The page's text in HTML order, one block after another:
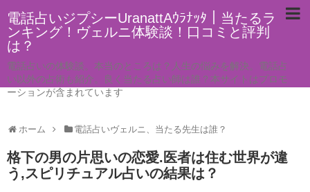
電話占いジプシーUranattAｳﾗﾅｯﾀ｜当たるラ
ンキング！ヴェルニ体験談！口コミと評判
は？
電話占いの体験談。本当のところは？人生の悩みを解決。電話占
い以外の占術も紹介。良く当たる占い師は誰？本サイトはプロモ
ーションが含まれています
ホーム 電話占いヴェルニ、当たる先生は誰？
格下の男の片思いの恋愛.医者は住む世界が違
う,スピリチュアル占いの結果は？